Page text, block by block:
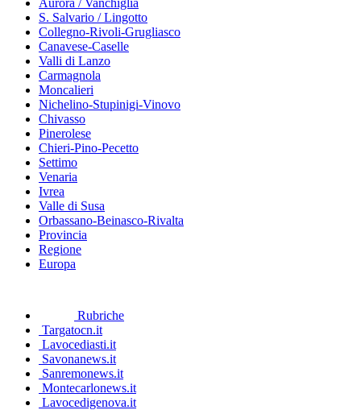
Aurora / Vanchiglia
S. Salvario / Lingotto
Collegno-Rivoli-Grugliasco
Canavese-Caselle
Valli di Lanzo
Carmagnola
Moncalieri
Nichelino-Stupinigi-Vinovo
Chivasso
Pinerolese
Chieri-Pino-Pecetto
Settimo
Venaria
Ivrea
Valle di Susa
Orbassano-Beinasco-Rivalta
Provincia
Regione
Europa
Rubriche
Targatocn.it
Lavocediasti.it
Savonanews.it
Sanremonews.it
Montecarlonews.it
Lavocedigenova.it